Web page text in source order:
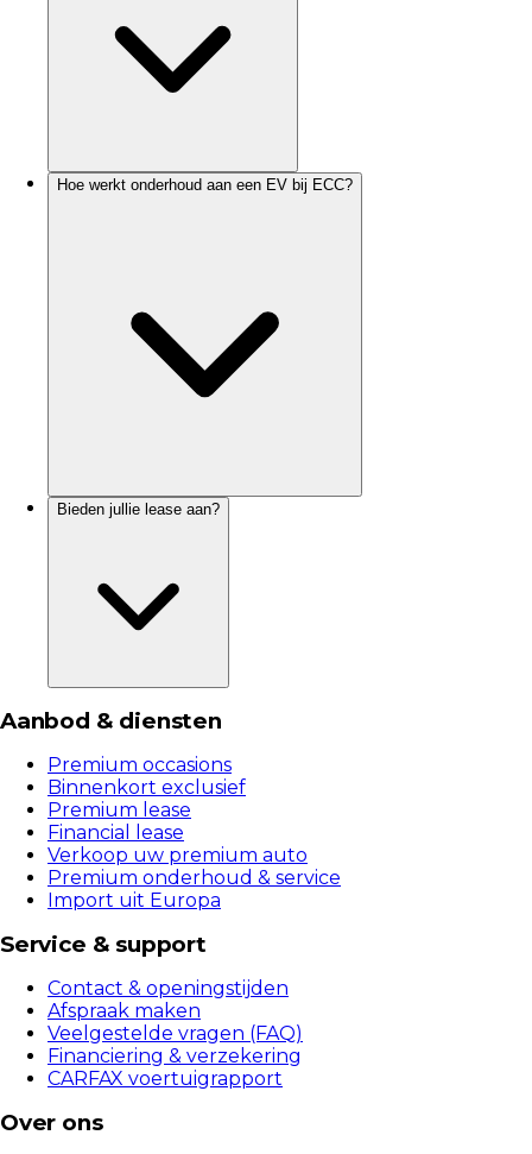
Hoe werkt onderhoud aan een EV bij ECC?
Bieden jullie lease aan?
Aanbod & diensten
Premium occasions
Binnenkort exclusief
Premium lease
Financial lease
Verkoop uw premium auto
Premium onderhoud & service
Import uit Europa
Service & support
Contact & openingstijden
Afspraak maken
Veelgestelde vragen (FAQ)
Financiering & verzekering
CARFAX voertuigrapport
Over ons